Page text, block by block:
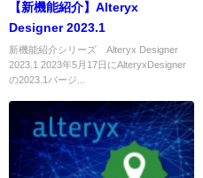
【新機能紹介】Alteryx
Designer 2023.1
新機能紹介シリーズ Alteryx Designer
2023.1 2023年5月17日にAlteryxDesigner
の2023.1バージ...